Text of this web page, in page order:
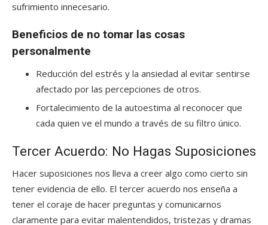
sufrimiento innecesario.
Beneficios de no tomar las cosas
personalmente
Reducción del estrés y la ansiedad al evitar sentirse
afectado por las percepciones de otros.
Fortalecimiento de la autoestima al reconocer que
cada quien ve el mundo a través de su filtro único.
Tercer Acuerdo: No Hagas Suposiciones
Hacer suposiciones nos lleva a creer algo como cierto sin
tener evidencia de ello. El tercer acuerdo nos enseña a
tener el coraje de hacer preguntas y comunicarnos
claramente para evitar malentendidos, tristezas y dramas